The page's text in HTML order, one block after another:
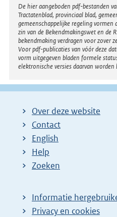
Disclaimer
De hier aangeboden pdf-bestanden
Tractatenblad, provinciaal blad,
gemeenschappelijke regeling
zin van de Bekendmakingswet en de
bekendmaking verdragen voor zover
Voor pdf-publicaties van vóór deze
vorm uitgegeven bladen formele
elektronische versies daarvan worden
Over deze website
Contact
English
Help
Zoeken
Informatie
Privacy en cookies